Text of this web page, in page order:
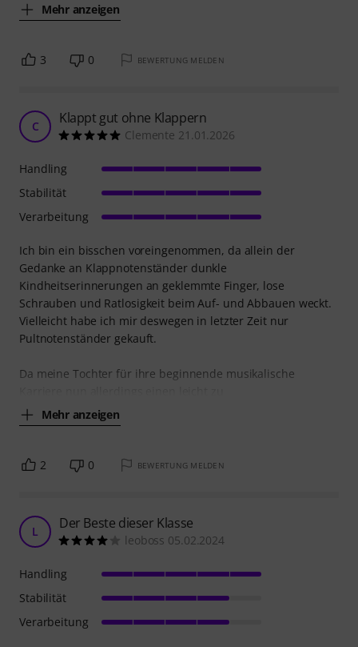
Mehr anzeigen
3 0 BEWERTUNG MELDEN
C Klappt gut ohne Klappern
Clemente 21.01.2026
Ich bin ein bisschen voreingenommen, da allein der
Gedanke an Klappnotenständer dunkle
Kindheitserinnerungen an geklemmte Finger, lose
Schrauben und Ratlosigkeit beim Auf- und Abbauen weckt.
Vielleicht habe ich mir deswegen in letzter Zeit nur
Pultnotenständer gekauft.
Da meine Tochter für ihre beginnende musikalische
Mehr anzeigen
Handling
Stabilität
Verarbeitung
2 0 BEWERTUNG MELDEN
L Der Beste dieser Klasse
leoboss 05.02.2024
Handling
Stabilität
Verarbeitung